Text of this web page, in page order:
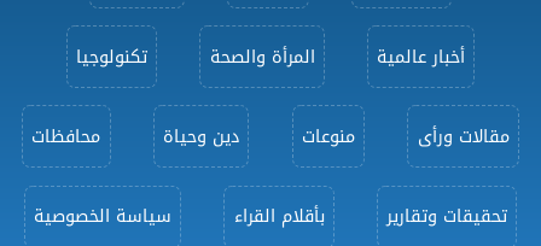
أخبار عالمية المرأة والصحة تكنولوجيا
مقالات ورأى منوعات دين وحياة محافظات
تحقيقات وتقارير بأقلام القراء سياسة الخصوصية